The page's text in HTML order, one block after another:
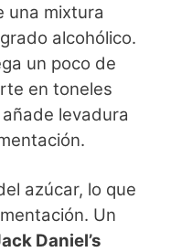
una mixtura
alcohólico.
un poco de
en toneles
levadura
azúcar, lo que
Un
Daniel’s